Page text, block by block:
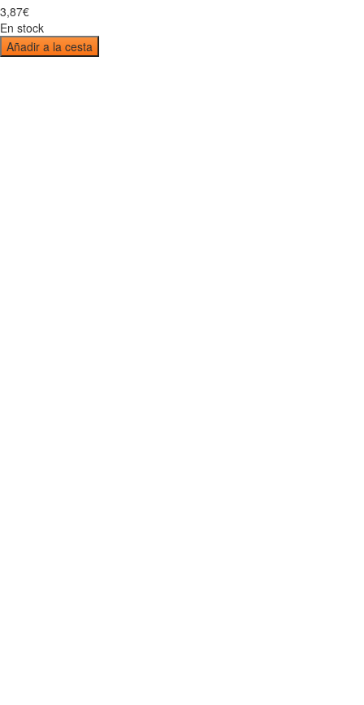
3,87€
En stock
Añadir a la cesta